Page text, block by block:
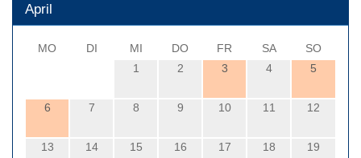
April
MO DI MI DO FR SA
SO
1
2 3 4 5
6 7 8 9 10 11 12
13 14 15 16 17 18 19